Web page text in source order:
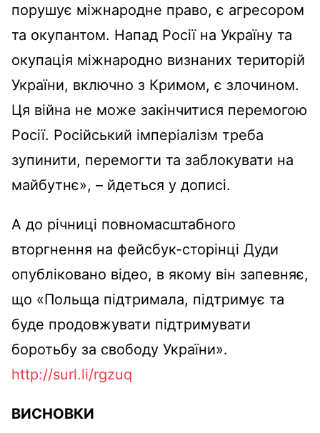
порушує міжнародне право, є агресором
та окупантом. Напад Росії на Україну та
окупація міжнародно визнаних територій
України, включно з Кримом, є злочином.
Ця війна не може закінчитися перемогою
Росії. Російський імперіалізм треба
зупинити, перемогти та заблокувати на
майбутнє», – йдеться у дописі.
А до річниці повномасштабного
вторгнення на фейсбук-сторінці Дуди
опубліковано відео, в якому він запевняє,
що «Польща підтримала, підтримує та
буде продовжувати підтримувати
боротьбу за свободу України».
http://surl.li/rgzuq
ВИСНОВКИ